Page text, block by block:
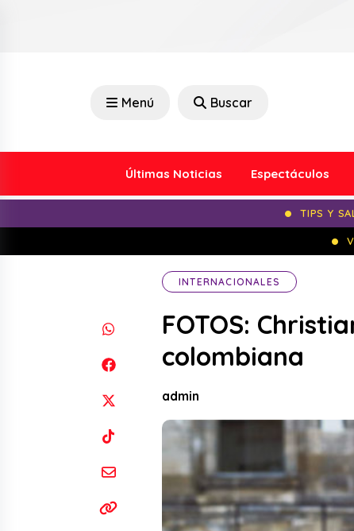
Menú Buscar
Últimas Noticias Espectáculos
TIPS Y
INTERNACIONALES
FOTOS:
colombiana
admin